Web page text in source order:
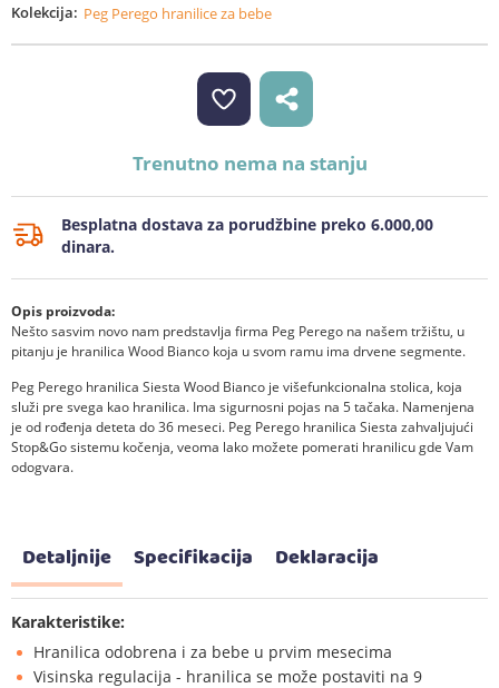
Kolekcija: Peg Perego hranilice za bebe
Trenutno nema na stanju
Besplatna dostava za porudžbine preko 6.000,00
dinara.
Opis proizvoda:
Nešto sasvim novo nam predstavlja firma Peg Perego na našem tržištu, u
pitanju je hranilica Wood Bianco koja u svom ramu ima drvene segmente.
Peg Perego hranilica Siesta Wood Bianco je višefunkcionalna stolica, koja
služi pre svega kao hranilica. Ima sigurnosni pojas na 5 tačaka. Namenjena
je od rođenja deteta do 36 meseci. Peg Perego hranilica Siesta zahvaljujući
Stop&Go sistemu kočenja, veoma lako možete pomerati hranilicu gde Vam
odogvara.
Detaljnije Specifikacija Deklaracija
Karakteristike:
Hranilica odobrena i za bebe u prvim mesecima
Visinska regulacija - hranilica se može postaviti na 9